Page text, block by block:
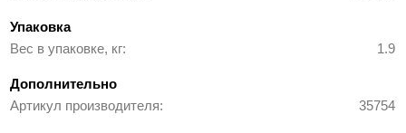
Упаковка
Вес в упаковке, кг
1.9
Дополнительно
Артикул производителя
35754